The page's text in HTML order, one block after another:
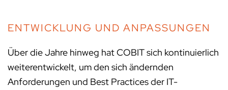
ENTWICKLUNG UND ANPASSUNGEN
Über die Jahre hinweg hat COBIT sich kontinuierlich
weiterentwickelt, um den sich ändernden
Anforderungen und Best Practices der IT-